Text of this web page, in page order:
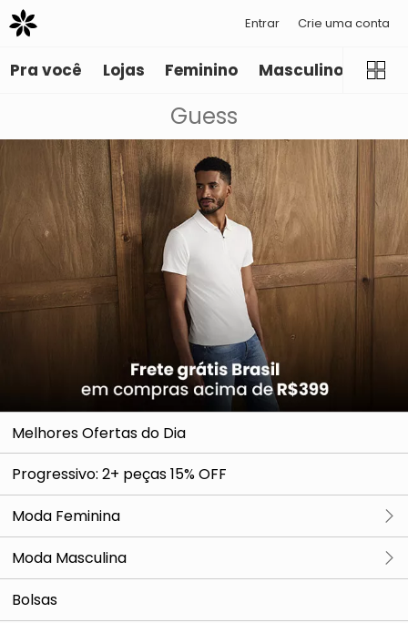
Entrar Crie uma conta
Pra você Lojas Feminino Masculino
Guess
Melhores Ofertas do Dia
Progressivo: 2+ peças 15% OFF
Moda Feminina
Ver tudo
Partes de Cima
Moda Masculina
Ver tudo
Bolsas